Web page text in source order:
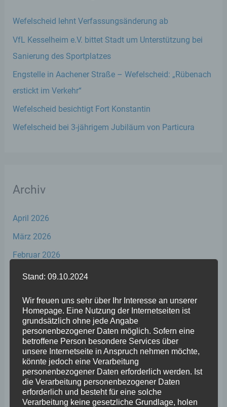
Wefelscheid lehnt Verfassungsänderung ab
VfL Kesselheim e.V. bittet Stadt um Unterstützung bei
Sanierung des Sportplatzes
Engstelle in Aachener Straße – Wefelscheid: „Rübenach
erstickt im Verkehr“
Wefelscheid besichtigt Fort Konstantin
Wefelscheid bei 3-jährigem Jubiläum von Particura
Archiv
April 2026
März 2026
Februar 2026
Januar 2026
November 2025
Oktober 2025
September 2025
August 2025
Juli 2025
Juni 2025
Stand: 09.10.2024
Wir freuen uns sehr über Ihr Interesse an unserer
Homepage. Eine Nutzung der Internetseiten ist
grundsätzlich ohne jede Angabe
personenbezogener Daten möglich. Sofern eine
betroffene Person besondere Services über
unsere Internetseite in Anspruch nehmen möchte,
könnte jedoch eine Verarbeitung
personenbezogener Daten erforderlich werden. Ist
die Verarbeitung personenbezogener Daten
erforderlich und besteht für eine solche
Verarbeitung keine gesetzliche Grundlage, holen